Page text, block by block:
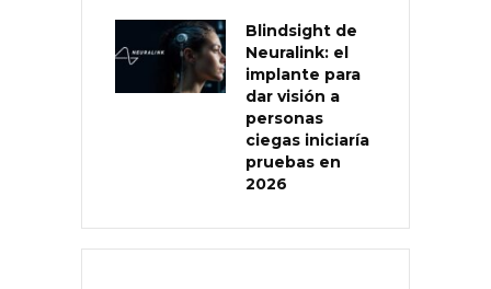
Blindsight de
Neuralink: el
implante para
dar visión a
personas
ciegas iniciaría
pruebas en
2026